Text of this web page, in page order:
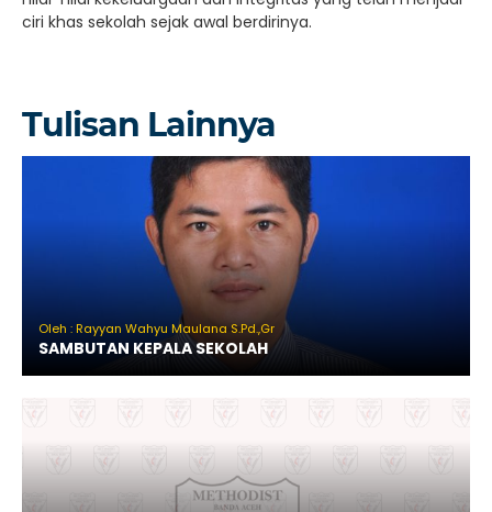
ciri khas sekolah sejak awal berdirinya.
Tulisan Lainnya
Oleh : Rayyan Wahyu Maulana S.Pd.,Gr
SAMBUTAN KEPALA SEKOLAH